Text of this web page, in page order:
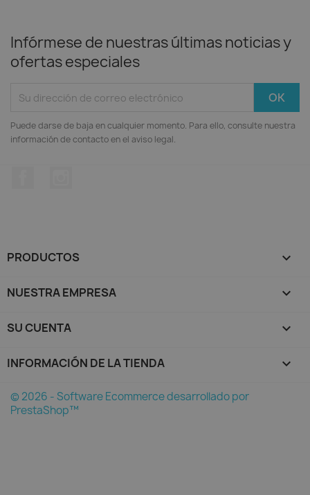
Infórmese de nuestras últimas noticias y
ofertas especiales
Puede darse de baja en cualquier momento. Para ello, consulte nuestra
información de contacto en el aviso legal.
PRODUCTOS 
NUESTRA EMPRESA 
SU CUENTA 
INFORMACIÓN DE LA TIENDA keyboard_arrow_down
© 2026 - Software Ecommerce desarrollado por
PrestaShop™